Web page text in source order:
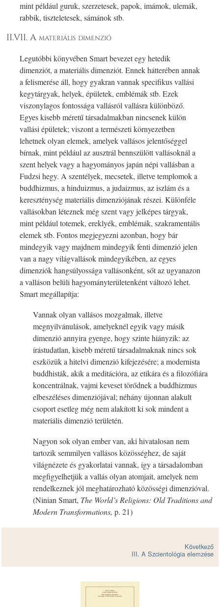
mint például guruk, szerzetesek, papok, imámok, ulemák,
rabbik, tiszteletesek, sámánok stb.
II.VII. A materiális dimenzió
Legutóbbi könyvében Smart bevezet egy hetedik
dimenziót, a materiális dimenziót. Ennek hátterében annak
a felismerése áll, hogy gyakran vannak specifikus vallási
kegytárgyak, helyek, épületek, emblémák stb. Ezek
viszonylagos fontossága vallásról vallásra különböző.
Egyes kisebb méretű társadalmakban nincsenek külön
vallási épületek; viszont a természeti környezetben
lehetnek olyan elemek, amelyek vallásos jelentőséggel
bírnak, mint például az ausztrál bennszülött vallásoknál a
szent helyek vagy a hagyományos japán népi vallásban a
Fudzsi hegy. A szentélyek, mecsetek, illetve templomok a
buddhizmus, a hinduizmus, a judaizmus, az iszlám és a
kereszténység materiális dimenziójának részei. Különféle
vallásokban léteznek még szent vagy jelképes tárgyak,
mint például totemek, ereklyék, emblémák, szakramentális
elemek stb. Fontos megjegyezni azonban, hogy bár
mindegyik vagy majdnem mindegyik fenti dimenzió jelen
van a nagy világvallások mindegyikében, az egyes
dimenziók hangsúlyossága vallásonként, sőt az ugyanazon
a valláson belüli hagyományterületenként változó lehet.
Smart megállapítja:
Vannak olyan vallásos mozgalmak, illetve
megnyilvánulások, amelyeknél egyik vagy másik
dimenzió annyira gyenge, hogy szinte hiányzik: az
írástudatlan, kisebb méretű társadalmaknak nincs sok
eszközük a hitelvi dimenzió kifejezésére; a modernista
buddhisták, akik a meditációra, az etikára és a filozófiára
koncentrálnak, vajmi keveset törődnek a buddhizmus
elbeszéléses dimenziójával; néhány újonnan alakult
csoport esetleg még nem alakított ki sok mindent a
materiális dimenzió területén.
Nagyon sok olyan ember van, aki hivatalosan nem
tartozik semmilyen vallásos közösséghez, de saját
világnézete és gyakorlatai vannak, így a társadalomban
megfigyelhetjük a vallás olyan atomjait, amelyek nem
rendelkeznek jól meghatározható közösségi dimenzióval.
(Ninian Smart, The World’s Religions: Old Traditions and
Modern Transformations, p. 21)
Következő
III. A Szcientológia elemzése